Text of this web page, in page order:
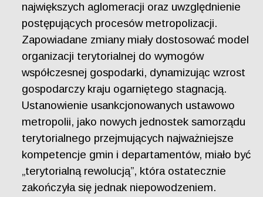
największych aglomeracji oraz uwzględnienie
postępujących procesów metropolizacji.
Zapowiadane zmiany miały dostosować model
organizacji terytorialnej do wymogów
współczesnej gospodarki, dynamizując wzrost
gospodarczy kraju ogarniętego stagnacją.
Ustanowienie usankcjonowanych ustawowo
metropolii, jako nowych jednostek samorządu
terytorialnego przejmujących najważniejsze
kompetencje gmin i departamentów, miało być
„terytorialną rewolucją”, która ostatecznie
zakończyła się jednak niepowodzeniem.